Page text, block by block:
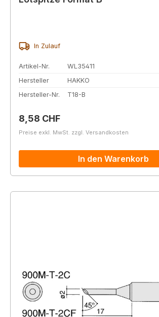
In Zulauf
Artikel-Nr.
WL35411
Hersteller
HAKKO
Hersteller-Nr.
T18-B
Regulärer Preis:
8,58 CHF
Preise exkl. MwSt. zzgl. Versandkosten
In den Warenkorb